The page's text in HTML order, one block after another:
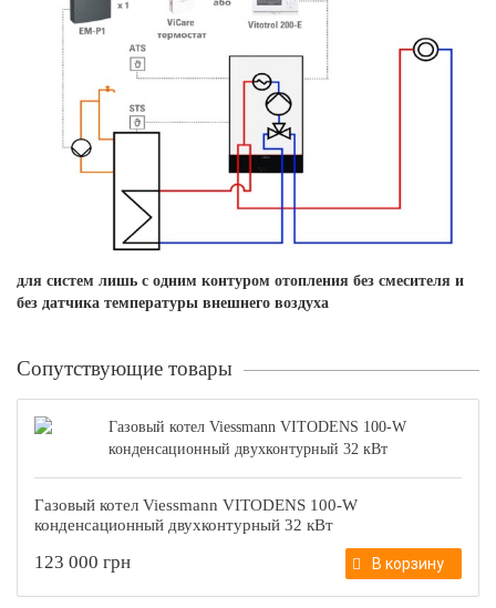
для систем лишь с одним контуром отопления без смесителя и
без датчика температуры внешнего воздуха
Сопутствующие товары
Газовый котел Viessmann VITODENS 100-W
конденсационный двухконтурный 32 кВт
123 000 грн В корзину